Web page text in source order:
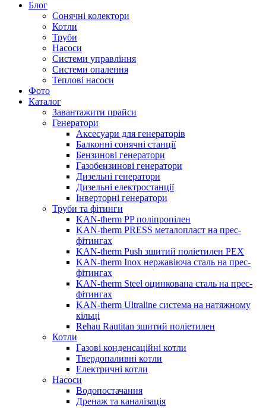
Блог
Сонячні колектори
Котли
Труби
Насоси
Системи управління
Системи опалення
Теплові насоси
Фото
Каталог
Завантажити прайси
Генератори
Аксесуари для генераторів
Балконні сонячні станції
Бензинові генератори
Газобензинові генератори
Дизельні генератори
Дизельні електростанції
Інверторні генератори
Труби та фітинги
KAN-therm PP поліпропілен
KAN-therm PRESS металопласт на прес-
фітингах
KAN-therm Push зшитий поліетилен PEX
KAN-therm Inox нержавіюча сталь на прес-
фітингах
KAN-therm Steel оцинкована сталь на прес-
фітингах
KAN-therm Ultraline система на натяжному
кільці
Rehau Rautitan зшитий поліетилен
Котли
Газові конденсаційні котли
Твердопаливні котли
Електричні котли
Насоси
Водопостачання
Дренаж та каналізація